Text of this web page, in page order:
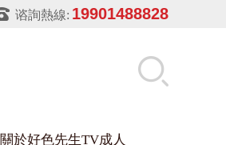
谘詢熱線: 19901488828
關於好色先生TV成人